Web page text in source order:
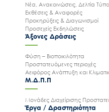
Νέα, Ανακοινώσεις, Δελτία
Εκθέσεις & Αναφορές
Προκηρύξεις & Διαγωνισμοί
Προσεχείς Εκδηλώσεις
Άξονες Δράσεις
Φύση – Βιοποικιλότητα
Προστατευόμενες περιοχές
Αειφόρος Ανάπτυξη και
Μ.Δ.Π.Π
Μονάδες Διαχείρισης
Έργα / Δραστηριότητα